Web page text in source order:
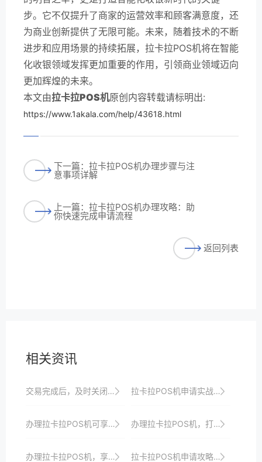
步。它不仅提升了商家的运营效率和顾客满意度，还
为商业创新提供了无限可能。未来，随着技术的不断
进步和应用场景的持续拓展，拉卡拉POS机将在智能
化收银领域发挥更加重要的作用，引领商业领域迈向
更加辉煌的未来。
本文由拉卡拉POS机原创内容转载请标明出:
https://www.1akala.com/help/43618.html
下一篇：拉卡拉POS机办理步骤与注
意事项详解
上一篇：拉卡拉POS机办理攻略：助
你快速完成申请流程
返回列表
相关资讯
交易完成后，及时关闭POS机的蓝牙或Wi-Fi功能，节省电量。 拉卡拉POS机申请实战：如何快速响应市场需求并实现支付升级
办理拉卡拉POS机可享受一站式收银解决方案、安全保障、专业支付服务以及定制化解决方案以满足商家个性化需求 办理拉卡拉POS机，打造高效便捷安全的收银系统，提升商家收银效率、品牌形象与顾客支付体验
办理拉卡拉POS机，享受便捷高效的收银体验与全方位服务 拉卡拉POS机申请攻略：助你打造高效支付体系